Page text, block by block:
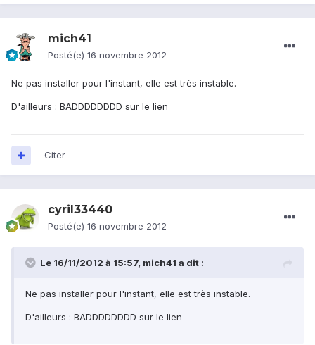
mich41
Posté(e) 16 novembre 2012
Ne pas installer pour l'instant, elle est très instable.
D'ailleurs : BADDDDDDDD sur le lien
Citer
cyril33440
Posté(e) 16 novembre 2012
Le 16/11/2012 à 15:57, mich41 a dit :
Ne pas installer pour l'instant, elle est très instable.
D'ailleurs : BADDDDDDDD sur le lien